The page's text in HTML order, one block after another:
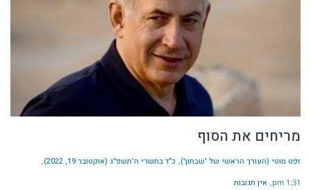
מריחים את הסוף
זפט מוטי (העורך הראשי של 'שבתון') כ״ד בתשרי ה׳תשפ״ג (אוקטובר 19, 2022)
1:31 pm אין תגובות